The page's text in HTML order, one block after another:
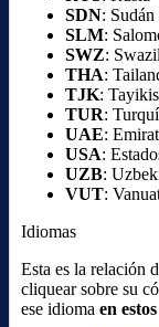
SDN: Sudán
SLM:
SWZ:
THA:
TJK:
TUR:
UAE:
USA:
UZB:
VUT:
Idiomas
Esta es la relación
cliquear sobre su
ese idioma en